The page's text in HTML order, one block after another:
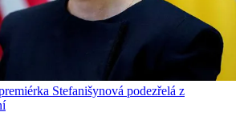
Stefanišynová podezřelá z